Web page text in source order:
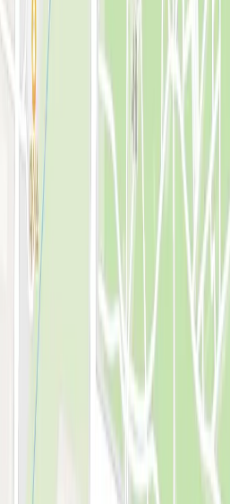
예약 확인·취소 지난 예약 조회 나의 보유